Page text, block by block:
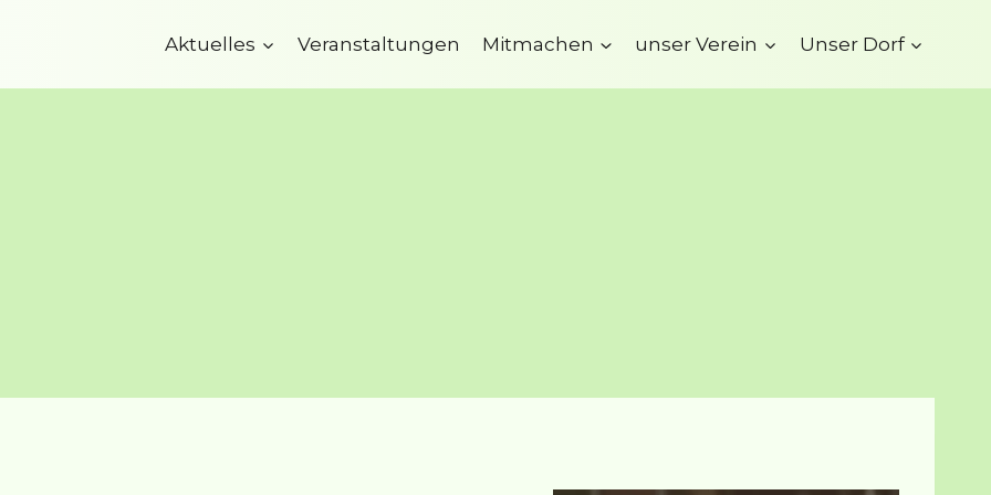
Aktuelles Veranstaltungen Mitmachen unser Verein Unser Dorf